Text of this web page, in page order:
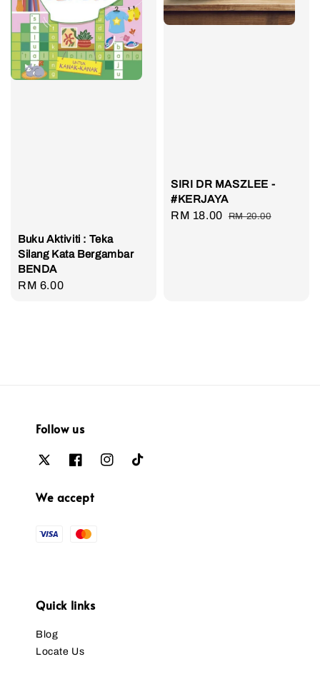
Buku Aktiviti : Teka
Silang Kata Bergambar
BENDA
Regular
RM 6.00
SIRI DR MASZLEE -
#KERJAYA
Sale
RM 18.00 Regular
RM 20.00
Follow us
We accept
Quick links
Blog
Locate Us